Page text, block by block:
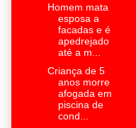
Homem mata
esposa a
facadas e é
apedrejado
até a m...
Criança de 5
anos morre
afogada em
piscina de
cond...